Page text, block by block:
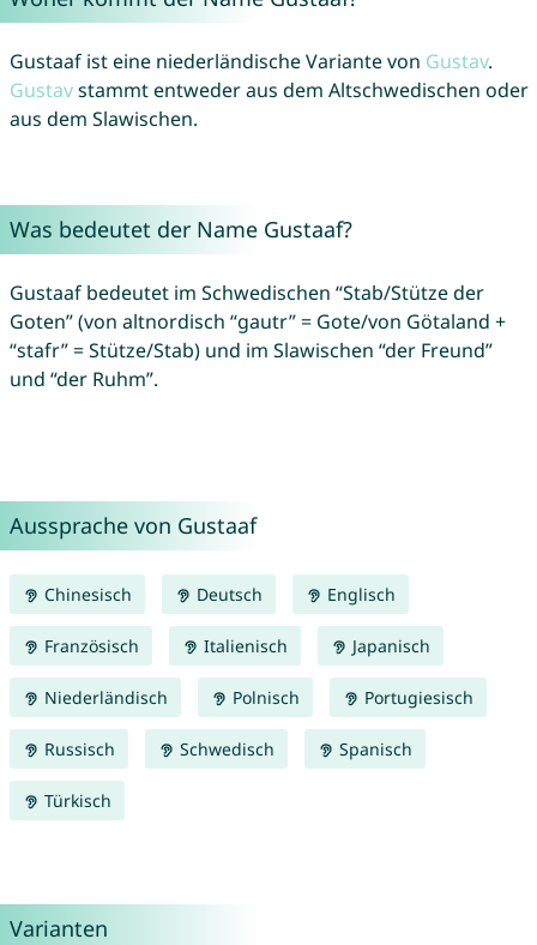
Gustaaf ist eine niederländische Variante von Gustav.
Gustavstammt entweder aus dem Altschwedischen oder
aus dem Slawischen.
Was bedeutet der Name Gustaaf?
Gustaaf bedeutet im Schwedischen “Stab/Stütze der
Goten” (von altnordisch “gautr” = Gote/von Götaland +
“stafr” = Stütze/Stab) und im Slawischen “der Freund”
und “der Ruhm”.
Aussprache von Gustaaf
Chinesisch Deutsch Englisch
Französisch Italienisch Japanisch
Niederländisch Polnisch Portugiesisch
Russisch Schwedisch Spanisch
Türkisch
Varianten